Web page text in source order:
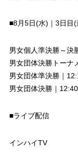
■8月5日(水)｜3日目(
男女個人準決勝～決
男女団体決勝トーナ
男女団体準決勝｜
男女団体決勝｜12:40
■ライブ配信
インハイTV